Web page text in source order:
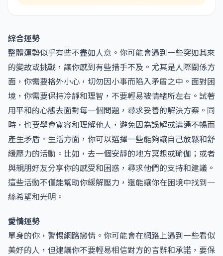
綜合運勢
整體運勢似乎有些不盡如人意。你可能會遇到一些突如其來
的變故或挑戰，讓你感到有些措手不及。尤其是人際關係方
面，你需要格外小心，切勿因小事而陷入矛盾之中。面對困
境，你需要保持冷靜和理智，不要輕易被情緒所左右。試著
用平和的心態去面對每一個問題，尋求妥善的解決方案。同
時，也要學會寬容和理解他人，避免因為誤解或溝通不暢而
產生矛盾。生活方面，你可以選擇一些能夠讓自己放鬆和舒
緩壓力的活動。比如，去一個安靜的地方冥想或瑜伽；或者
與親朋好友分享你的感受和困惑，尋求他們的支持和建議。
這些活動不僅能幫助你緩解壓力，還能讓你在困境中找到一
絲希望和光明。
愛情運勢
單身的你，警惕網路戀情。你可能會在網路上遇到一些看似
美好的人，但建議你不要輕易相信對方的言辭和承諾，要保